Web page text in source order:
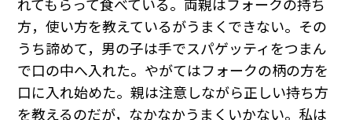
れてもらって食べている。両親はフォークの持ち
方，使い方を教えているがうまくできない。その
うち諦めて，男の子は手でスパゲッティをつまん
で口の中へ入れた。やがてはフォークの柄の方を
口に入れ始めた。親は注意しながら正しい持ち方
を教えるのだが，なかなかうまくいかない。私は